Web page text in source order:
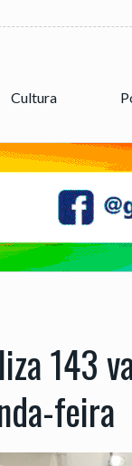
Cultura
143
feira